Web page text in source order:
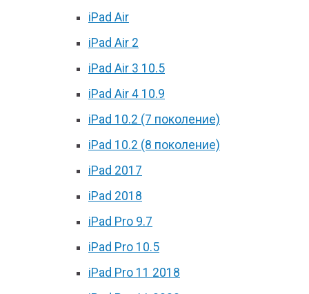
iPad Air
iPad Air 2
iPad Air 3 10.5
iPad Air 4 10.9
iPad 10.2 (7 поколение)
iPad 10.2 (8 поколение)
iPad 2017
iPad 2018
iPad Pro 9.7
iPad Pro 10.5
iPad Pro 11 2018